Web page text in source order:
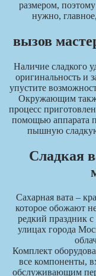
размером,
нужно,
вызов
Наличие сладкого
оригинальность и
упустите
Окружающим
процесс
помощью аппарата
пышную сладкую
Сладкая
Сахарная вата –
которое обожают
редкий праздник
улицах города
Комплект
все компоненты,
обслуживающим